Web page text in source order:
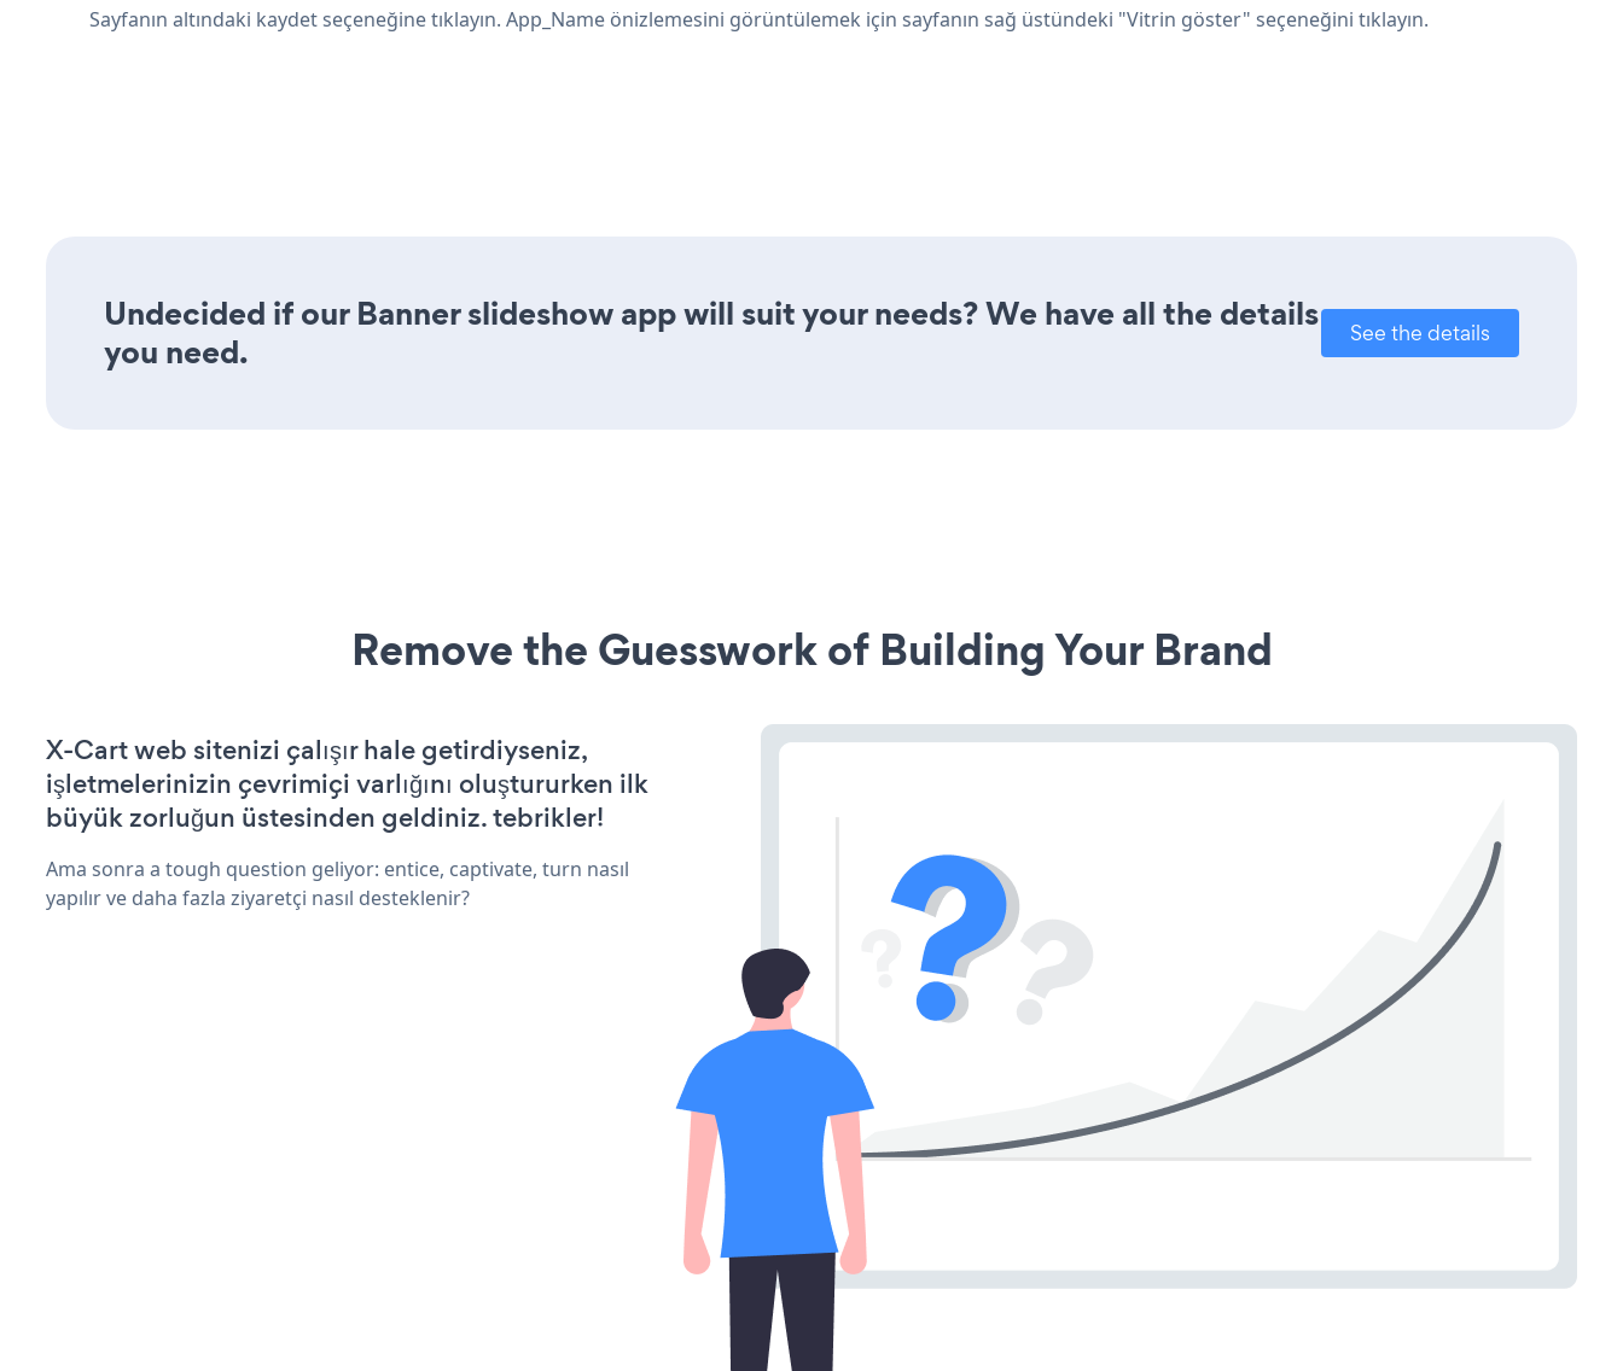
Sayfanın altındaki kaydet seçeneğine tıklayın. App_Name önizlemesini görüntülemek için sayfanın sağ üstündeki "Vitrin göster" seçeneğini tıklayın.
Undecided if our Banner slideshow app will suit your needs? We have all the details
you need.
See the details
Remove the Guesswork of Building Your Brand
X-Cart web sitenizi çalışır hale getirdiyseniz,
işletmelerinizin çevrimiçi varlığını oluştururken ilk
büyük zorluğun üstesinden geldiniz. tebrikler!
Ama sonra a tough question geliyor: entice, captivate, turn nasıl
yapılır ve daha fazla ziyaretçi nasıl desteklenir?